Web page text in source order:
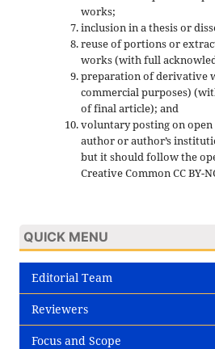
works;
inclusion in a thesis or
reuse of portions or
works (with full
preparation of derivative
commercial purposes)
of final article); and
voluntary posting on
author or author’s
but it should follow the
Creative Common CC BY-
QUICK MENU
Editorial Team
Reviewers
Focus and Scope